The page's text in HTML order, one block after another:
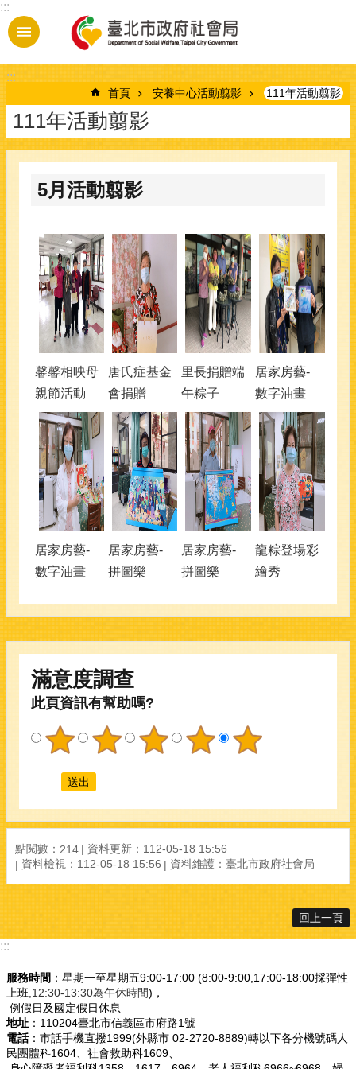
跳到主要內容區塊
:::
:::
首頁 安養中心活動翦影 111年活動翦影
111年活動翦影
5月活動翦影
馨馨相映母
親節活動
唐氏症基金
會捐贈
里長捐贈端
午粽子
居家房藝-
數字油畫
居家房藝-
數字油畫
居家房藝-
拼圖樂
居家房藝-
拼圖樂
龍粽登場彩
繪秀
滿意度調查
此頁資訊有幫助嗎?
點閱數： 214
資料更新：112-05-18 15:56
資料檢視：112-05-18 15:56
資料維護：臺北市政府社會局
回上一頁
:::
服務時間 ：星期一至星期五9:00-17:00 (8:00-9:00,17:00-18:00採彈性
上班 ,12:30-13:30為午休時間)，
例假日及國定假日休息
地址 ：110204臺北市信義區市府路1號
電話：市話手機直撥1999(外縣市 02-2720-8889)轉以下各分機號碼人
民團體科1604、社會救助科1609、